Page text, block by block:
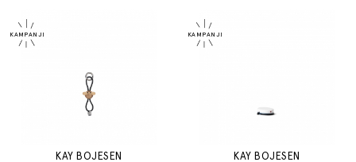
KAY BOJESEN KAY BOJESEN